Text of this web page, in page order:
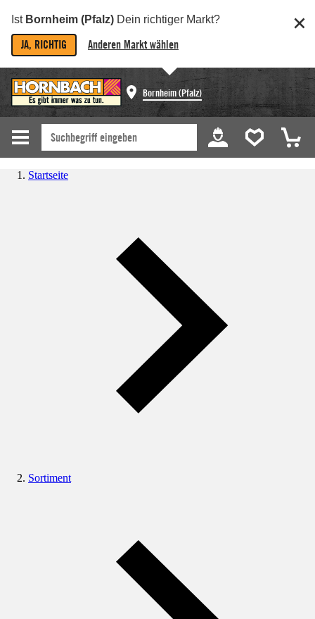
Ist Bornheim (Pfalz) Dein richtiger Markt?
JA, RICHTIG Anderen Markt wählen
Bornheim (Pfalz)
Startseite
Sortiment